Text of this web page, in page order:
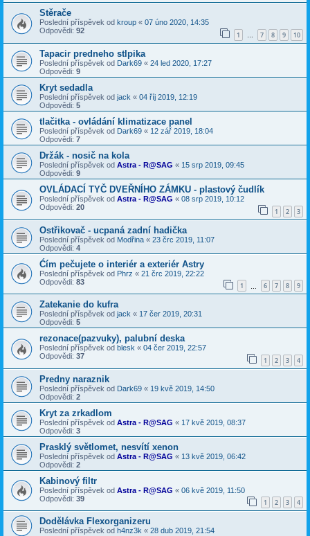
Stěrače
Poslední příspěvek od kroup « 07 úno 2020, 14:35
Odpovědi: 92 1 … 7 8 9 10
Tapacir predneho stlpika
Poslední příspěvek od Dark69 « 24 led 2020, 17:27
Odpovědi: 9
Kryt sedadla
Poslední příspěvek od jack « 04 říj 2019, 12:19
Odpovědi: 5
tlačitka - ovládání klimatizace panel
Poslední příspěvek od Dark69 « 12 zář 2019, 18:04
Odpovědi: 7
Držák - nosič na kola
Poslední příspěvek od Astra - R@SAG « 15 srp 2019, 09:45
Odpovědi: 9
OVLÁDACÍ TYČ DVEŘNÍHO ZÁMKU - plastový čudlík
Poslední příspěvek od Astra - R@SAG « 08 srp 2019, 10:12
Odpovědi: 20 1 2 3
Ostřikovač - ucpaná zadní hadička
Poslední příspěvek od Modřina « 23 črc 2019, 11:07
Odpovědi: 4
Ćím pečujete o interiér a exteriér Astry
Poslední příspěvek od Phrz « 21 črc 2019, 22:22
Odpovědi: 83 1 6 7 8 9
Zatekanie do kufra
Poslední příspěvek od jack « 17 čer 2019, 20:31
Odpovědi: 5
rezonace(pazvuky), palubní deska
Poslední příspěvek od blesk « 04 čer 2019, 22:57
Odpovědi: 37 1 2 3 4
Predny naraznik
Poslední příspěvek od Dark69 « 19 kvě 2019, 14:50
Odpovědi: 2
Kryt za zrkadlom
Poslední příspěvek od Astra - R@SAG « 17 kvě 2019, 08:37
Odpovědi: 3
Prasklý světlomet, nesvítí xenon
Poslední příspěvek od Astra - R@SAG « 13 kvě 2019, 06:42
Odpovědi: 2
Kabinový filtr
Poslední příspěvek od Astra - R@SAG « 06 kvě 2019, 11:50
Odpovědi: 39 1 2 3 4
Dodělávka Flexorganizeru
Poslední příspěvek od h4nz3k « 28 dub 2019, 21:54